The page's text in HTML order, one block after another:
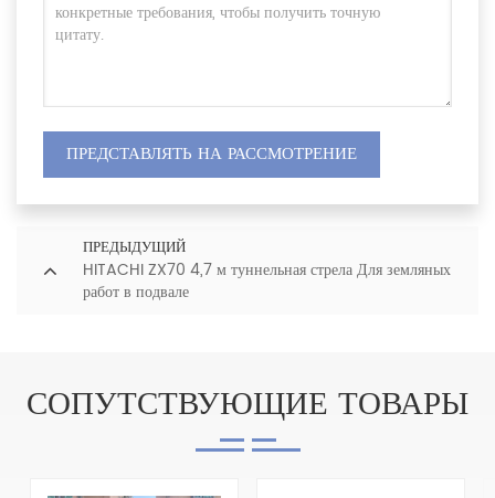
ПРЕДСТАВЛЯТЬ НА РАССМОТРЕНИЕ
ПРЕДЫДУЩИЙ
HITACHI ZX70 4,7 м туннельная стрела Для земляных
работ в подвале
СОПУТСТВУЮЩИЕ ТОВАРЫ